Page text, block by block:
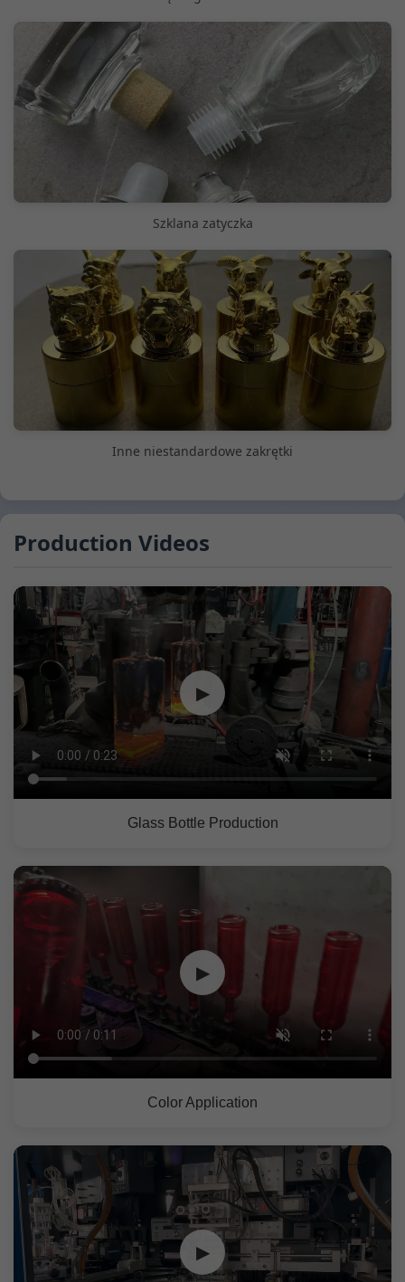
Szklana zatyczka
Inne niestandardowe zakrętki
Production Videos
▶
Glass Bottle Production
▶
Color Application
▶